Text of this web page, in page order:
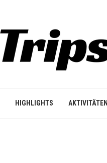
HIGHLIGHTS AKTIVITÄTEN